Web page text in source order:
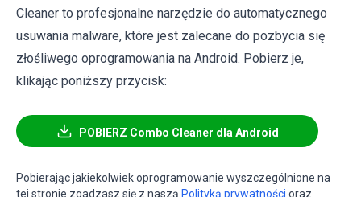
Cleaner to profesjonalne narzędzie do automatycznego
usuwania malware, które jest zalecane do pozbycia się
złośliwego oprogramowania na Android. Pobierz je,
klikając poniższy przycisk:
POBIERZ Combo Cleaner dla Android
Pobierając jakiekolwiek oprogramowanie wyszczególnione na
tej stronie zgadzasz się z naszą Polityką prywatności oraz